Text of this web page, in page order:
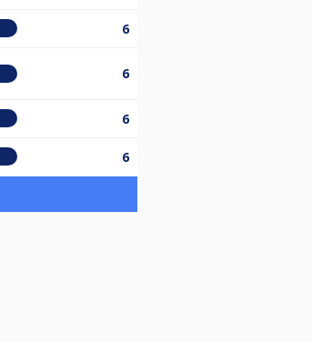
6
6
6
6